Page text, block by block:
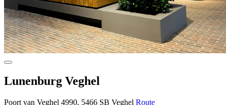
Lunenburg Veghel
Poort van Veghel 4990, 5466 SB Veghel Route